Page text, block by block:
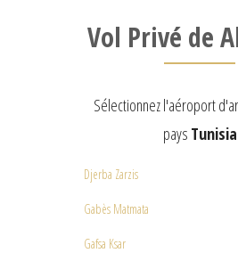
Vol Privé de
Sélectionnez l'aéroport
pays Tunisia
Djerba Zarzis
Gabès Matmata
Gafsa Ksar